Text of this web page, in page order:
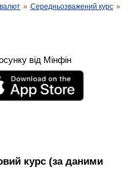
» Середньозважений курс »
від Мінфін
курс (за даними